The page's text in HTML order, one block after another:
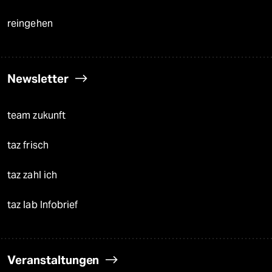
reingehen
Newsletter
team zukunft
taz frisch
taz zahl ich
taz lab Infobrief
Veranstaltungen